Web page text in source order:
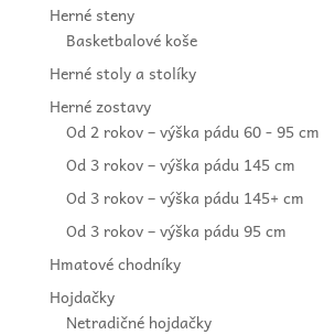
Herné steny
Basketbalové koše
Herné stoly a stolíky
Herné zostavy
Od 2 rokov – výška pádu 60 - 95 cm
Od 3 rokov – výška pádu 145 cm
Od 3 rokov – výška pádu 145+ cm
Od 3 rokov – výška pádu 95 cm
Hmatové chodníky
Hojdačky
Netradičné hojdačky